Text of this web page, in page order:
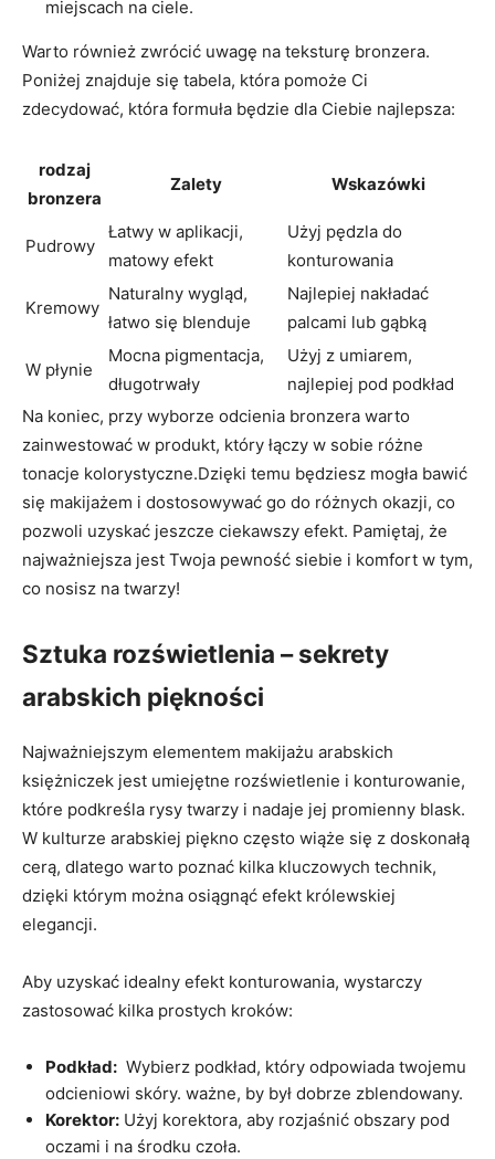
miejscach na ciele.
Warto również zwrócić uwagę na teksturę bronzera.⁢
Poniżej znajduje​ się tabela, która pomoże ​Ci
zdecydować, która formuła będzie dla Ciebie najlepsza:
rodzaj
⁣bronzera
Zalety Wskazówki
Pudrowy
Łatwy w ⁢aplikacji,
matowy‍ efekt
Użyj pędzla do
konturowania
Kremowy
Naturalny wygląd,
łatwo się blenduje
Najlepiej ‌nakładać
palcami ‌lub gąbką
W płynie
Mocna pigmentacja,
długotrwały
Użyj z‌ umiarem,
najlepiej pod podkład
Na koniec,‍ przy wyborze⁤ odcienia bronzera‍ warto⁣
zainwestować w produkt, który ⁤łączy w sobie różne
tonacje kolorystyczne.Dzięki temu będziesz mogła bawić
‍się‌ makijażem ⁣i‍ dostosowywać go do różnych okazji, co
‍pozwoli uzyskać jeszcze ciekawszy efekt.‌ Pamiętaj, że
najważniejsza‍ jest Twoja pewność siebie i komfort w⁤ tym,
co nosisz⁢ na⁢ twarzy!
Sztuka rozświetlenia – sekrety
arabskich piękności
Najważniejszym elementem makijażu arabskich
księżniczek jest‍ umiejętne rozświetlenie ​i konturowanie,
które podkreśla rysy twarzy i nadaje jej‌ promienny blask.
W kulturze⁣ arabskiej ​piękno często wiąże się z doskonałą
cerą, dlatego warto poznać kilka kluczowych‍ technik,
dzięki którym można⁢ osiągnąć ‍efekt królewskiej
elegancji.
Aby uzyskać⁢ idealny efekt konturowania, wystarczy
zastosować kilka prostych kroków:
Podkład: ​ Wybierz podkład, który odpowiada twojemu
odcieniowi skóry. ⁤ważne, by był dobrze ​zblendowany.
Korektor: Użyj korektora, ‍aby rozjaśnić obszary ⁣pod
oczami i na środku czoła.